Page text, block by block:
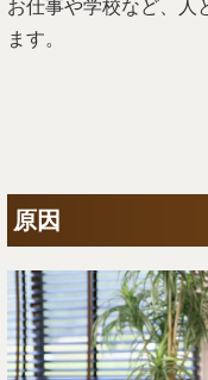
お仕事や学校など、人
ます。
原因